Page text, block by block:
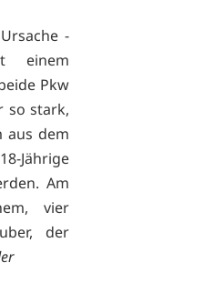
-
einem
Pkw
so stark,
aus dem
Jährige
Am
vier
der